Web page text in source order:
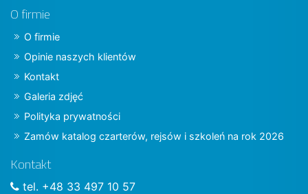
O firmie
O firmie
Opinie naszych klientów
Kontakt
Galeria zdjęć
Polityka prywatności
Zamów katalog czarterów, rejsów i szkoleń na rok 2026
Kontakt
tel. +48 33 497 10 57